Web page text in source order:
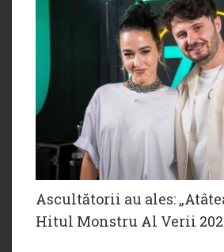
Ascultătorii au ales:
Hitul Monstru Al Verii